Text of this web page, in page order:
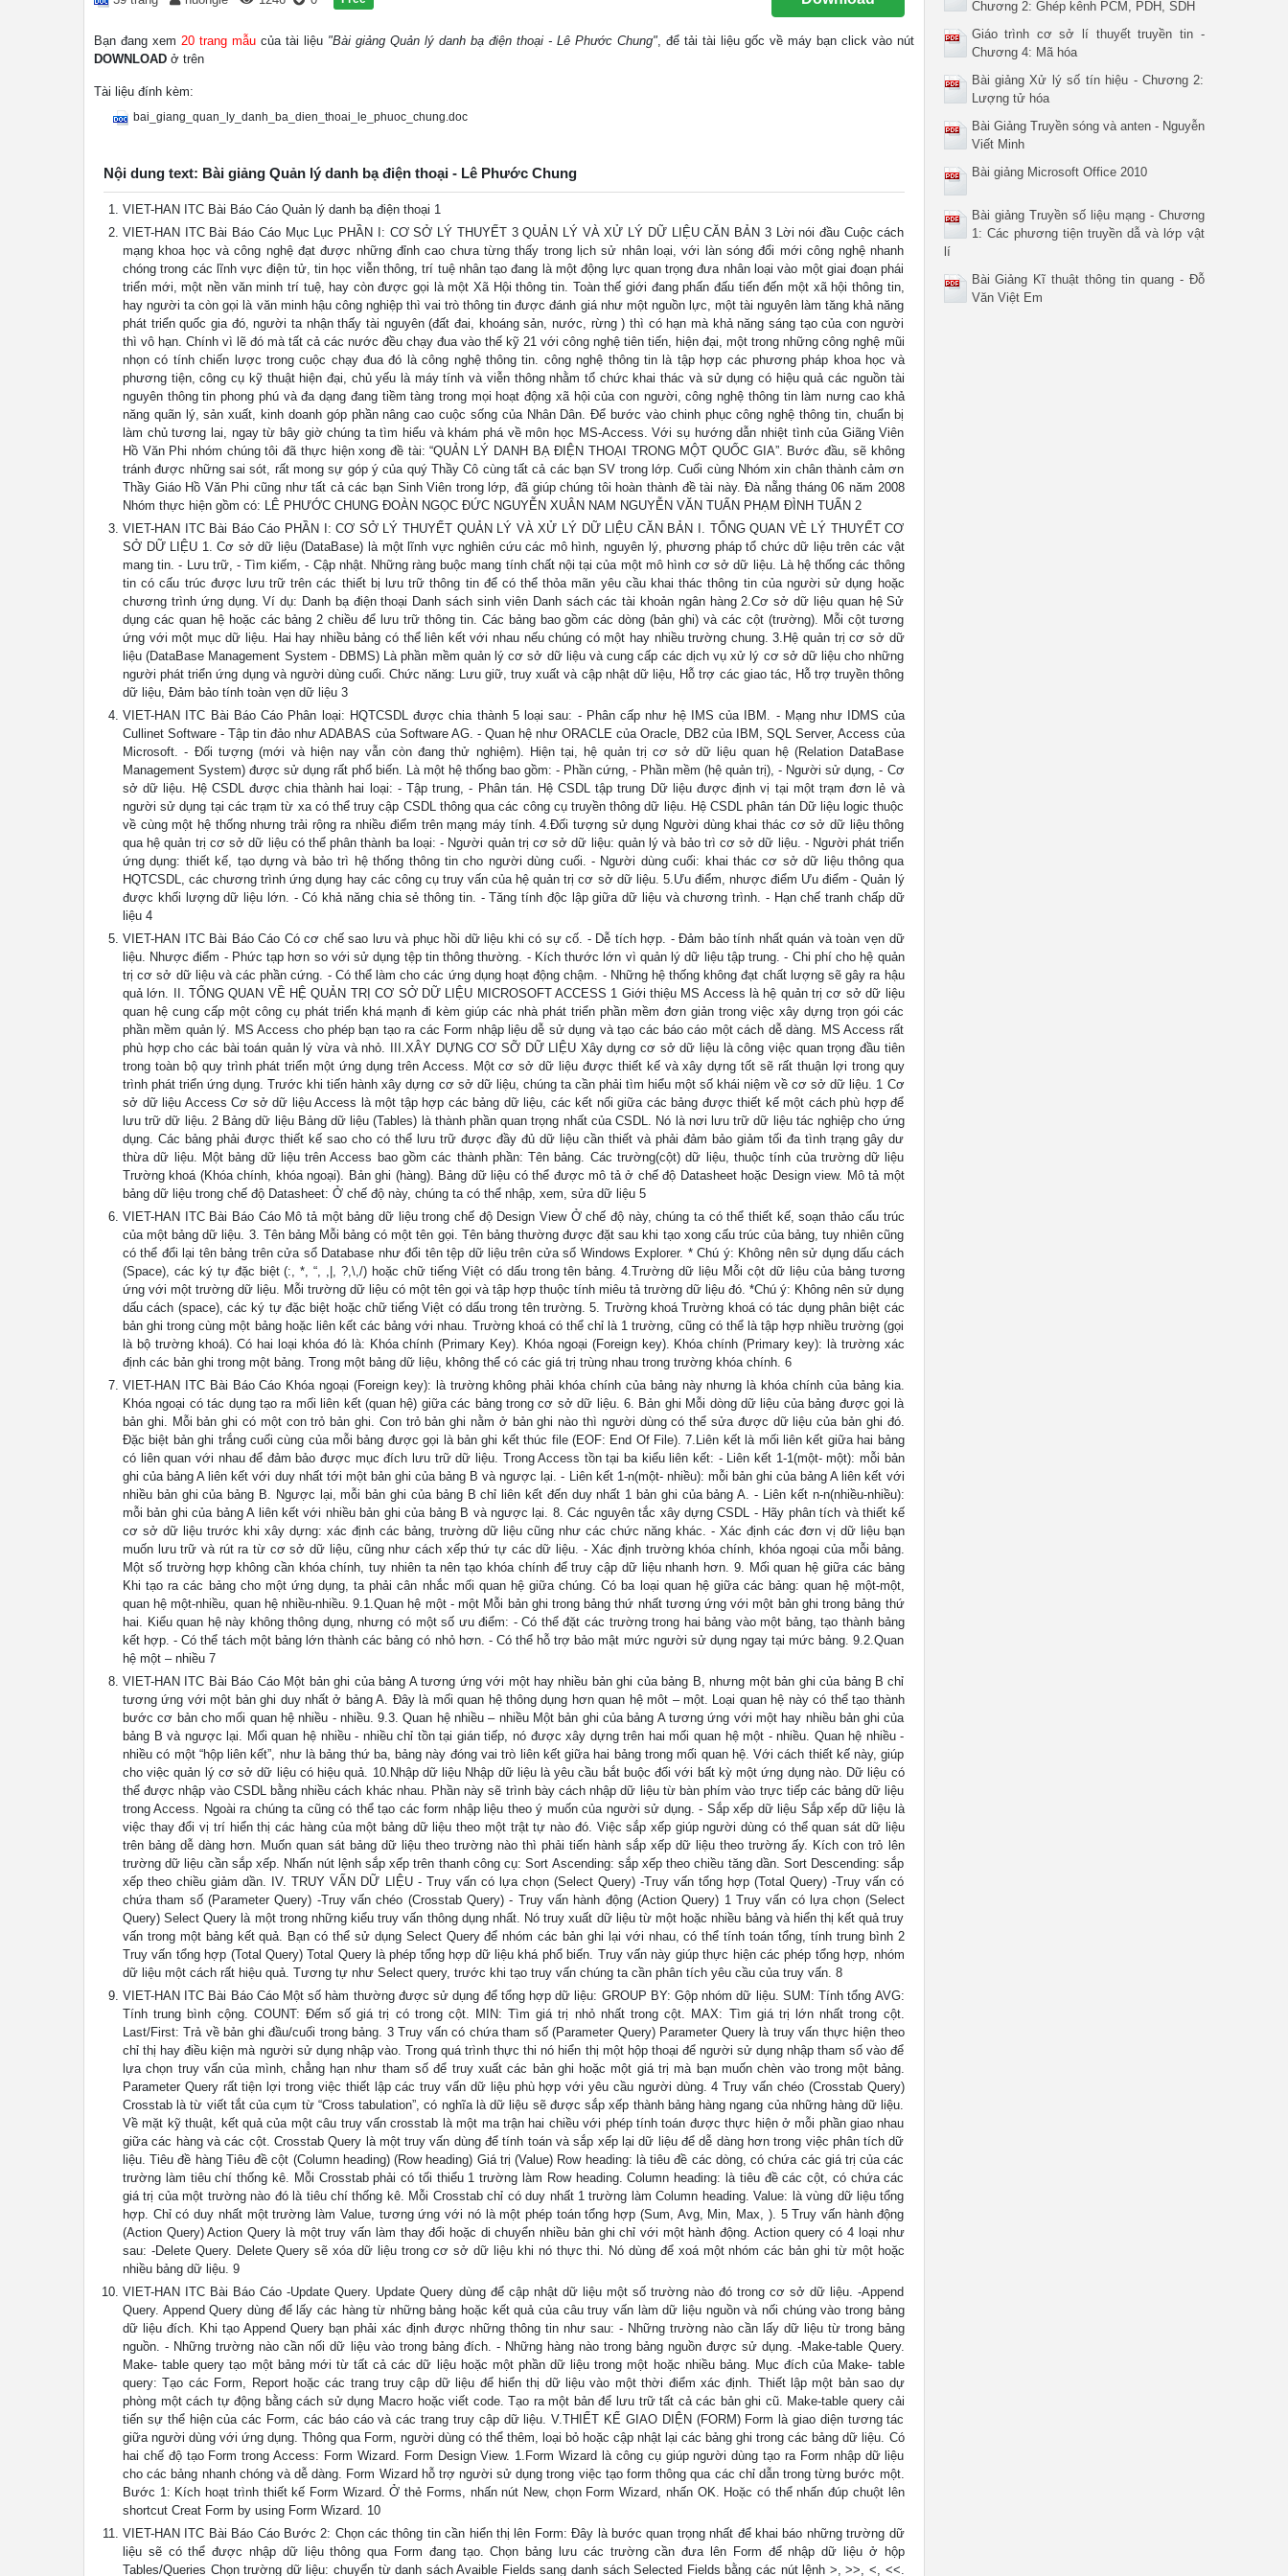
Bạn đang xem 20 trang mẫucủa tài liệu "Bài giảng Quản lý danh bạ điện thoại - Lê Phước Chung", để tải tài liệu gốc về máy bạn click vào nút
DOWNLOAD ở trên
Tài liệu đính kèm:
bai_giang_quan_ly_danh_ba_dien_thoai_le_phuoc_chung.doc
Nội dung text: Bài giảng Quản lý danh bạ điện thoại - Lê Phước Chung
VIET-HAN ITC Bài Báo Cáo Quản lý danh bạ điện thoại 1
VIET-HAN ITC Bài Báo Cáo Mục Lục PHẦN I: CƠ SỞ LÝ THUYẾT 3 QUẢN LÝ VÀ XỬ LÝ DỮ LIỆU CĂN BẢN 3 Lời nói đầu Cuộc cách
mạng khoa học và công nghệ đạt được những đỉnh cao chưa từng thấy trong lịch sử nhân loại, với làn sóng đổi mới công nghệ nhanh
chóng trong các lĩnh vực điện tử, tin học viễn thông, trí tuệ nhân tạo đang là một động lực quan trọng đưa nhân loại vào một giai đoạn phái
triển mới, một nền văn minh trí tuệ, hay còn được gọi là một Xã Hội thông tin. Toàn thế giới đang phấn đấu tiến đến một xã hội thông tin,
hay người ta còn gọi là văn minh hậu công nghiệp thì vai trò thông tin được đánh giá như một nguồn lực, một tài nguyên làm tăng khả năng
phát triển quốc gia đó, người ta nhận thấy tài nguyên (đất đai, khoáng sản, nước, rừng ) thì có hạn mà khả năng sáng tạo của con người
thì vô hạn. Chính vì lẽ đó mà tất cả các nước đều chạy đua vào thế kỹ 21 với công nghệ tiên tiến, hiện đại, một trong những công nghệ mũi
nhọn có tính chiến lược trong cuộc chạy đua đó là công nghệ thông tin. công nghệ thông tin là tập hợp các phương pháp khoa học và
phương tiện, công cụ kỹ thuật hiện đại, chủ yếu là máy tính và viễn thông nhằm tổ chức khai thác và sử dụng có hiệu quả các nguồn tài
nguyên thông tin phong phú và đa dạng đang tiềm tàng trong mọi hoạt động xã hội của con người, công nghệ thông tin làm nưng cao khả
năng quãn lý, sản xuất, kinh doanh góp phần nâng cao cuộc sống của Nhân Dân. Để bước vào chinh phục công nghệ thông tin, chuẩn bị
làm chủ tương lai, ngay từ bây giờ chúng ta tìm hiểu và khám phá về môn học MS-Access. Với sụ hướng dẫn nhiệt tình của Giãng Viên
Hồ Văn Phi nhóm chúng tôi đã thực hiện xong đề tài: “QUẢN LÝ DANH BẠ ĐIỆN THOẠI TRONG MỘT QUỐC GIA”. Bước đầu, sẽ không
tránh được những sai sót, rất mong sự góp ý của quý Thầy Cô cùng tất cả các bạn SV trong lớp. Cuối cùng Nhóm xin chân thành cảm ơn
Thầy Giáo Hồ Văn Phi cũng như tất cả các bạn Sinh Viên trong lớp, đã giúp chúng tôi hoàn thành đề tài này. Đà nẵng tháng 06 năm 2008
Nhóm thực hiện gồm có: LÊ PHƯỚC CHUNG ĐOÀN NGỌC ĐỨC NGUYỄN XUÂN NAM NGUYỄN VĂN TUẤN PHẠM ĐÌNH TUẤN 2
VIET-HAN ITC Bài Báo Cáo PHẦN I: CƠ SỞ LÝ THUYẾT QUẢN LÝ VÀ XỬ LÝ DỮ LIỆU CĂN BẢN I. TỔNG QUAN VÈ LÝ THUYẾT CƠ
SỞ DỮ LIỆU 1. Cơ sở dữ liệu (DataBase) là một lĩnh vực nghiên cứu các mô hình, nguyên lý, phương pháp tổ chức dữ liệu trên các vật
mang tin. - Lưu trữ, - Tìm kiếm, - Cập nhật. Những ràng buộc mang tính chất nội tại của một mô hình cơ sở dữ liệu. Là hệ thống các thông
tin có cấu trúc được lưu trữ trên các thiết bị lưu trữ thông tin để có thể thỏa mãn yêu cầu khai thác thông tin của người sử dụng hoặc
chương trình ứng dụng. Ví dụ: Danh bạ điện thoại Danh sách sinh viên Danh sách các tài khoản ngân hàng 2.Cơ sở dữ liệu quan hệ Sử
dụng các quan hệ hoặc các bảng 2 chiều để lưu trữ thông tin. Các bảng bao gồm các dòng (bản ghi) và các cột (trường). Mỗi cột tương
ứng với một mục dữ liệu. Hai hay nhiều bảng có thể liên kết với nhau nếu chúng có một hay nhiều trường chung. 3.Hệ quản trị cơ sở dữ
liệu (DataBase Management System - DBMS) Là phần mềm quản lý cơ sở dữ liệu và cung cấp các dịch vụ xử lý cơ sở dữ liệu cho những
người phát triển ứng dụng và người dùng cuối. Chức năng: Lưu giữ, truy xuất và cập nhật dữ liệu, Hỗ trợ các giao tác, Hỗ trợ truyền thông
dữ liệu, Đảm bảo tính toàn vẹn dữ liệu 3
VIET-HAN ITC Bài Báo Cáo Phân loại: HQTCSDL được chia thành 5 loại sau: - Phân cấp như hệ IMS của IBM. - Mạng như IDMS của
Cullinet Software - Tập tin đảo như ADABAS của Software AG. - Quan hệ như ORACLE của Oracle, DB2 của IBM, SQL Server, Access của
Microsoft. - Đối tượng (mới và hiện nay vẫn còn đang thử nghiệm). Hiện tại, hệ quản trị cơ sở dữ liệu quan hệ (Relation DataBase
Management System) được sử dụng rất phổ biến. Là một hệ thống bao gồm: - Phần cứng, - Phần mềm (hệ quản trị), - Người sử dụng, - Cơ
sở dữ liệu. Hệ CSDL được chia thành hai loại: - Tập trung, - Phân tán. Hệ CSDL tập trung Dữ liệu được định vị tại một trạm đơn lẻ và
người sử dụng tại các trạm từ xa có thể truy cập CSDL thông qua các công cụ truyền thông dữ liệu. Hệ CSDL phân tán Dữ liệu logic thuộc
về cùng một hệ thống nhưng trải rộng ra nhiều điểm trên mạng máy tính. 4.Đối tượng sử dụng Người dùng khai thác cơ sở dữ liệu thông
qua hệ quản trị cơ sở dữ liệu có thể phân thành ba loại: - Người quản trị cơ sở dữ liệu: quản lý và bảo trì cơ sở dữ liệu. - Người phát triển
ứng dụng: thiết kế, tạo dựng và bảo trì hệ thống thông tin cho người dùng cuối. - Người dùng cuối: khai thác cơ sở dữ liệu thông qua
HQTCSDL, các chương trình ứng dụng hay các công cụ truy vấn của hệ quản trị cơ sở dữ liệu. 5.Ưu điểm, nhược điểm Ưu điểm - Quản lý
được khối lượng dữ liệu lớn. - Có khả năng chia sẻ thông tin. - Tăng tính độc lập giữa dữ liệu và chương trình. - Hạn chế tranh chấp dữ
liệu 4
VIET-HAN ITC Bài Báo Cáo Có cơ chế sao lưu và phục hồi dữ liệu khi có sự cố. - Dễ tích hợp. - Đảm bảo tính nhất quán và toàn vẹn dữ
liệu. Nhược điểm - Phức tạp hơn so với sử dụng tệp tin thông thường. - Kích thước lớn vì quản lý dữ liệu tập trung. - Chi phí cho hệ quản
trị cơ sở dữ liệu và các phần cứng. - Có thể làm cho các ứng dụng hoạt động chậm. - Những hệ thống không đạt chất lượng sẽ gây ra hậu
quả lớn. II. TỔNG QUAN VỀ HỆ QUẢN TRỊ CƠ SỞ DỮ LIỆU MICROSOFT ACCESS 1 Giới thiệu MS Access là hệ quản trị cơ sở dữ liệu
quan hệ cung cấp một công cụ phát triển khá mạnh đi kèm giúp các nhà phát triển phần mềm đơn giản trong việc xây dựng trọn gói các
phần mềm quản lý. MS Access cho phép bạn tạo ra các Form nhập liệu dễ sử dụng và tạo các báo cáo một cách dễ dàng. MS Access rất
phù hợp cho các bài toán quản lý vừa và nhỏ. III.XÂY DỰNG CƠ SỠ DỮ LIỆU Xây dựng cơ sở dữ liệu là công việc quan trọng đầu tiên
trong toàn bộ quy trình phát triển một ứng dụng trên Access. Một cơ sở dữ liệu được thiết kế và xây dựng tốt sẽ rất thuận lợi trong quy
trình phát triển ứng dụng. Trước khi tiến hành xây dựng cơ sở dữ liệu, chúng ta cần phải tìm hiểu một số khái niệm về cơ sở dữ liệu. 1 Cơ
sở dữ liệu Access Cơ sở dữ liệu Access là một tập hợp các bảng dữ liệu, các kết nối giữa các bảng được thiết kế một cách phù hợp để
lưu trữ dữ liệu. 2 Bảng dữ liệu Bảng dữ liệu (Tables) là thành phần quan trọng nhất của CSDL. Nó là nơi lưu trữ dữ liệu tác nghiệp cho ứng
dụng. Các bảng phải được thiết kế sao cho có thể lưu trữ được đầy đủ dữ liệu cần thiết và phải đảm bảo giảm tối đa tình trạng gây dư
thừa dữ liệu. Một bảng dữ liệu trên Access bao gồm các thành phần: Tên bảng. Các trường(cột) dữ liệu, thuộc tính của trường dữ liệu
Trường khoá (Khóa chính, khóa ngoại). Bản ghi (hàng). Bảng dữ liệu có thể được mô tả ở chế độ Datasheet hoặc Design view. Mô tả một
bảng dữ liệu trong chế độ Datasheet: Ở chế độ này, chúng ta có thể nhập, xem, sửa dữ liệu 5
VIET-HAN ITC Bài Báo Cáo Mô tả một bảng dữ liệu trong chế độ Design View Ở chế độ này, chúng ta có thể thiết kế, soạn thảo cấu trúc
của một bảng dữ liệu. 3. Tên bảng Mỗi bảng có một tên gọi. Tên bảng thường được đặt sau khi tạo xong cấu trúc của bảng, tuy nhiên cũng
có thể đổi lại tên bảng trên cửa sổ Database như đổi tên tệp dữ liệu trên cửa sổ Windows Explorer. * Chú ý: Không nên sử dụng dấu cách
(Space), các ký tự đặc biệt (:, *, “, ,|, ?,\,/) hoặc chữ tiếng Việt có dấu trong tên bảng. 4.Trường dữ liệu Mỗi cột dữ liệu của bảng tương
ứng với một trường dữ liệu. Mỗi trường dữ liệu có một tên gọi và tập hợp thuộc tính miêu tả trường dữ liệu đó. *Chú ý: Không nên sử dụng
dấu cách (space), các ký tự đặc biệt hoặc chữ tiếng Việt có dấu trong tên trường. 5. Trường khoá Trường khoá có tác dụng phân biệt các
bản ghi trong cùng một bảng hoặc liên kết các bảng với nhau. Trường khoá có thể chỉ là 1 trường, cũng có thể là tập hợp nhiều trường (gọi
là bộ trường khoá). Có hai loại khóa đó là: Khóa chính (Primary Key). Khóa ngoại (Foreign key). Khóa chính (Primary key): là trường xác
định các bản ghi trong một bảng. Trong một bảng dữ liệu, không thể có các giá trị trùng nhau trong trường khóa chính. 6
VIET-HAN ITC Bài Báo Cáo Khóa ngoại (Foreign key): là trường không phải khóa chính của bảng này nhưng là khóa chính của bảng kia.
Khóa ngoại có tác dụng tạo ra mối liên kết (quan hệ) giữa các bảng trong cơ sở dữ liệu. 6. Bản ghi Mỗi dòng dữ liệu của bảng được gọi là
bản ghi. Mỗi bản ghi có một con trỏ bản ghi. Con trỏ bản ghi nằm ở bản ghi nào thì người dùng có thể sửa được dữ liệu của bản ghi đó.
Đặc biệt bản ghi trắng cuối cùng của mỗi bảng được gọi là bản ghi kết thúc file (EOF: End Of File). 7.Liên kết là mối liên kết giữa hai bảng
có liên quan với nhau để đảm bảo được mục đích lưu trữ dữ liệu. Trong Access tồn tại ba kiểu liên kết: - Liên kết 1-1(một- một): mỗi bản
ghi của bảng A liên kết với duy nhất tới một bản ghi của bảng B và ngược lại. - Liên kết 1-n(một- nhiều): mỗi bản ghi của bảng A liên kết với
nhiều bản ghi của bảng B. Ngược lại, mỗi bản ghi của bảng B chỉ liên kết đến duy nhất 1 bản ghi của bảng A. - Liên kết n-n(nhiều-nhiều):
mỗi bản ghi của bảng A liên kết với nhiều bản ghi của bảng B và ngược lại. 8. Các nguyên tắc xây dựng CSDL - Hãy phân tích và thiết kế
cơ sở dữ liệu trước khi xây dựng: xác định các bảng, trường dữ liệu cũng như các chức năng khác. - Xác định các đơn vị dữ liệu bạn
muốn lưu trữ và rút ra từ cơ sở dữ liệu, cũng như cách xếp thứ tự các dữ liệu. - Xác định trường khóa chính, khóa ngoại của mỗi bảng.
Một số trường hợp không cần khóa chính, tuy nhiên ta nên tạo khóa chính để truy cập dữ liệu nhanh hơn. 9. Mối quan hệ giữa các bảng
Khi tạo ra các bảng cho một ứng dụng, ta phải cân nhắc mối quan hệ giữa chúng. Có ba loại quan hệ giữa các bảng: quan hệ một-một,
quan hệ một-nhiều, quan hệ nhiều-nhiều. 9.1.Quan hệ một - một Mỗi bản ghi trong bảng thứ nhất tương ứng với một bản ghi trong bảng thứ
hai. Kiểu quan hệ này không thông dụng, nhưng có một số ưu điểm: - Có thể đặt các trường trong hai bảng vào một bảng, tạo thành bảng
kết hợp. - Có thể tách một bảng lớn thành các bảng có nhỏ hơn. - Có thể hỗ trợ bảo mật mức người sử dụng ngay tại mức bảng. 9.2.Quan
hệ một – nhiều 7
VIET-HAN ITC Bài Báo Cáo Một bản ghi của bảng A tương ứng với một hay nhiều bản ghi của bảng B, nhưng một bản ghi của bảng B chỉ
tương ứng với một bản ghi duy nhất ở bảng A. Đây là mối quan hệ thông dụng hơn quan hệ môt – một. Loại quan hệ này có thể tạo thành
bước cơ bản cho mối quan hệ nhiều - nhiều. 9.3. Quan hệ nhiều – nhiều Một bản ghi của bảng A tương ứng với một hay nhiều bản ghi của
bảng B và ngược lại. Mối quan hệ nhiều - nhiều chỉ tồn tại gián tiếp, nó được xây dựng trên hai mối quan hệ một - nhiều. Quan hệ nhiều -
nhiều có một “hộp liên kết”, như là bảng thứ ba, bảng này đóng vai trò liên kết giữa hai bảng trong mối quan hệ. Với cách thiết kế này, giúp
cho việc quản lý cơ sở dữ liệu có hiệu quả. 10.Nhập dữ liệu Nhập dữ liệu là yêu cầu bắt buộc đối với bất kỳ một ứng dụng nào. Dữ liệu có
thể được nhập vào CSDL bằng nhiều cách khác nhau. Phần này sẽ trình bày cách nhập dữ liệu từ bàn phím vào trực tiếp các bảng dữ liệu
trong Access. Ngoài ra chúng ta cũng có thể tạo các form nhập liệu theo ý muốn của người sử dụng. - Sắp xếp dữ liệu Sắp xếp dữ liệu là
việc thay đổi vị trí hiển thị các hàng của một bảng dữ liệu theo một trật tự nào đó. Việc sắp xếp giúp người dùng có thể quan sát dữ liệu
trên bảng dễ dàng hơn. Muốn quan sát bảng dữ liệu theo trường nào thì phải tiến hành sắp xếp dữ liệu theo trường ấy. Kích con trỏ lên
trường dữ liệu cần sắp xếp. Nhấn nút lệnh sắp xếp trên thanh công cụ: Sort Ascending: sắp xếp theo chiều tăng dần. Sort Descending: sắp
xếp theo chiều giảm dần. IV. TRUY VẤN DỮ LIỆU - Truy vấn có lựa chọn (Select Query) -Truy vấn tổng hợp (Total Query) -Truy vấn có
chứa tham số (Parameter Query) -Truy vấn chéo (Crosstab Query) - Truy vấn hành động (Action Query) 1 Truy vấn có lựa chọn (Select
Query) Select Query là một trong những kiểu truy vấn thông dụng nhất. Nó truy xuất dữ liệu từ một hoặc nhiều bảng và hiển thị kết quả truy
vấn trong một bảng kết quả. Bạn có thể sử dụng Select Query để nhóm các bản ghi lại với nhau, có thể tính toán tổng, tính trung bình 2
Truy vấn tổng hợp (Total Query) Total Query là phép tổng hợp dữ liệu khá phổ biến. Truy vấn này giúp thực hiện các phép tổng hợp, nhóm
dữ liệu một cách rất hiệu quả. Tương tự như Select query, trước khi tạo truy vấn chúng ta cần phân tích yêu cầu của truy vấn. 8
VIET-HAN ITC Bài Báo Cáo Một số hàm thường được sử dụng để tổng hợp dữ liệu: GROUP BY: Gộp nhóm dữ liệu. SUM: Tính tổng AVG:
Tính trung bình cộng. COUNT: Đếm số giá trị có trong cột. MIN: Tìm giá trị nhỏ nhất trong cột. MAX: Tìm giá trị lớn nhất trong cột.
Last/First: Trả về bản ghi đầu/cuối trong bảng. 3 Truy vấn có chứa tham số (Parameter Query) Parameter Query là truy vấn thực hiện theo
chỉ thị hay điều kiện mà người sử dụng nhập vào. Trong quá trình thực thi nó hiển thị một hộp thoại để người sử dụng nhập tham số vào để
lựa chọn truy vấn của mình, chẳng hạn như tham số để truy xuất các bản ghi hoặc một giá trị mà bạn muốn chèn vào trong một bảng.
Parameter Query rất tiện lợi trong việc thiết lập các truy vấn dữ liệu phù hợp với yêu cầu người dùng. 4 Truy vấn chéo (Crosstab Query)
Crosstab là từ viết tắt của cụm từ “Cross tabulation”, có nghĩa là dữ liệu sẽ được sắp xếp thành bảng hàng ngang của những hàng dữ liệu.
Về mặt kỹ thuật, kết quả của một câu truy vấn crosstab là một ma trận hai chiều với phép tính toán được thực hiện ở mỗi phần giao nhau
giữa các hàng và các cột. Crosstab Query là một truy vấn dùng để tính toán và sắp xếp lại dữ liệu để dễ dàng hơn trong việc phân tích dữ
liệu. Tiêu đề hàng Tiêu đề cột (Column heading) (Row heading) Giá trị (Value) Row heading: là tiêu đề các dòng, có chứa các giá trị của các
trường làm tiêu chí thống kê. Mỗi Crosstab phải có tối thiểu 1 trường làm Row heading. Column heading: là tiêu đề các cột, có chứa các
giá trị của một trường nào đó là tiêu chí thống kê. Mỗi Crosstab chỉ có duy nhất 1 trường làm Column heading. Value: là vùng dữ liệu tổng
hợp. Chỉ có duy nhất một trường làm Value, tương ứng với nó là một phép toán tổng hợp (Sum, Avg, Min, Max, ). 5 Truy vấn hành động
(Action Query) Action Query là một truy vấn làm thay đổi hoặc di chuyển nhiều bản ghi chỉ với một hành động. Action query có 4 loại như
sau: -Delete Query. Delete Query sẽ xóa dữ liệu trong cơ sở dữ liệu khi nó thực thi. Nó dùng để xoá một nhóm các bản ghi từ một hoặc
nhiều bảng dữ liệu. 9
VIET-HAN ITC Bài Báo Cáo -Update Query. Update Query dùng để cập nhật dữ liệu một số trường nào đó trong cơ sở dữ liệu. -Append
Query. Append Query dùng để lấy các hàng từ những bảng hoặc kết quả của câu truy vấn làm dữ liệu nguồn và nối chúng vào trong bảng
dữ liệu đích. Khi tạo Append Query bạn phải xác định được những thông tin như sau: - Những trường nào cần lấy dữ liệu từ trong bảng
nguồn. - Những trường nào cần nối dữ liệu vào trong bảng đích. - Những hàng nào trong bảng nguồn được sử dụng. -Make-table Query.
Make- table query tạo một bảng mới từ tất cả các dữ liệu hoặc một phần dữ liệu trong một hoặc nhiều bảng. Mục đích của Make- table
query: Tạo các Form, Report hoặc các trang truy cập dữ liệu để hiển thị dữ liệu vào một thời điểm xác định. Thiết lập một bản sao dự
phòng một cách tự động bằng cách sử dụng Macro hoặc viết code. Tạo ra một bản để lưu trữ tất cả các bản ghi cũ. Make-table query cải
tiến sự thể hiện của các Form, các báo cáo và các trang truy cập dữ liệu. V.THIẾT KẾ GIAO DIỆN (FORM) Form là giao diện tương tác
giữa người dùng với ứng dụng. Thông qua Form, người dùng có thể thêm, loại bỏ hoặc cập nhật lại các bảng ghi trong các bảng dữ liệu. Có
hai chế độ tạo Form trong Access: Form Wizard. Form Design View. 1.Form Wizard là công cụ giúp người dùng tạo ra Form nhập dữ liệu
cho các bảng nhanh chóng và dễ dàng. Form Wizard hỗ trợ người sử dụng trong việc tạo form thông qua các chỉ dẫn trong từng bước một.
Bước 1: Kích hoạt trình thiết kế Form Wizard. Ở thẻ Forms, nhấn nút New, chọn Form Wizard, nhấn OK. Hoặc có thể nhấn đúp chuột lên
shortcut Creat Form by using Form Wizard. 10
VIET-HAN ITC Bài Báo Cáo Bước 2: Chọn các thông tin cần hiển thị lên Form: Đây là bước quan trọng nhất để khai báo những trường dữ
liệu sẽ có thể được nhập dữ liệu thông qua Form đang tạo. Chọn bảng lưu các trường cần đưa lên Form để nhập dữ liệu ở hộp
Tables/Queries Chọn trường dữ liệu: chuyển từ danh sách Avaible Fields sang danh sách Selected Fields bằng các nút lệnh >, >>, <, <<.
Chương 2: Ghép kênh PCM, PDH, SDH
Giáo trình cơ sở lí thuyết truyền tin -
Chương 4: Mã hóa
Bài giảng Xử lý số tín hiệu - Chương 2:
Lượng tử hóa
Bài Giảng Truyền sóng và anten - Nguyễn
Viết Minh
Bài giảng Microsoft Office 2010
Bài giảng Truyền số liệu mạng - Chương
1: Các phương tiện truyền dẫ và lớp vật
lí
Bài Giảng Kĩ thuật thông tin quang - Đỗ
Văn Việt Em